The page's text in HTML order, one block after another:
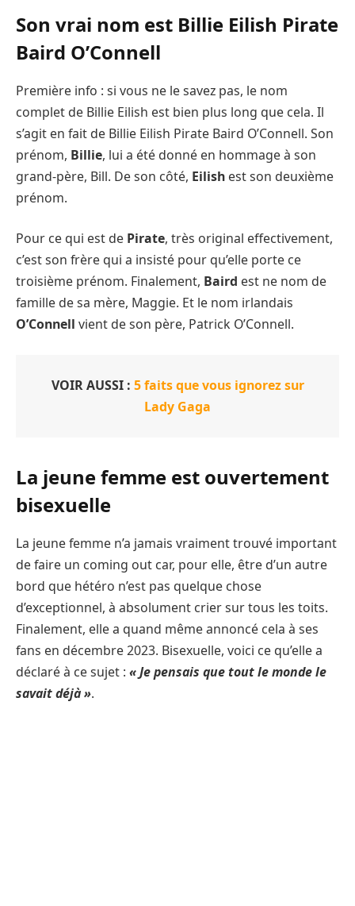
Son vrai nom est Billie Eilish Pirate
Baird O’Connell
Première info : si vous ne le savez pas, le nom
complet de Billie Eilish est bien plus long que cela. Il
s’agit en fait de Billie Eilish Pirate Baird O’Connell. Son
prénom, Billie, lui a été donné en hommage à son
grand-père, Bill. De son côté, Eilish est son deuxième
prénom.
Pour ce qui est de Pirate, très original effectivement,
c’est son frère qui a insisté pour qu’elle porte ce
troisième prénom. Finalement, Baird est ne nom de
famille de sa mère, Maggie. Et le nom irlandais
O’Connell vient de son père, Patrick O’Connell.
VOIR AUSSI : 5 faits que vous ignorez sur
Lady Gaga
La jeune femme est ouvertement
bisexuelle
La jeune femme n’a jamais vraiment trouvé important
de faire un coming out car, pour elle, être d’un autre
bord que hétéro n’est pas quelque chose
d’exceptionnel, à absolument crier sur tous les toits.
Finalement, elle a quand même annoncé cela à ses
fans en décembre 2023. Bisexuelle, voici ce qu’elle a
déclaré à ce sujet : « Je pensais que tout le monde le
savait déjà ».